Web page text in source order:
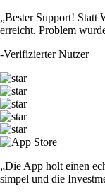
„Bester Support! Statt
erreicht. Problem
-Verifizierter Nutzer
„Die App holt einen
simpel und die